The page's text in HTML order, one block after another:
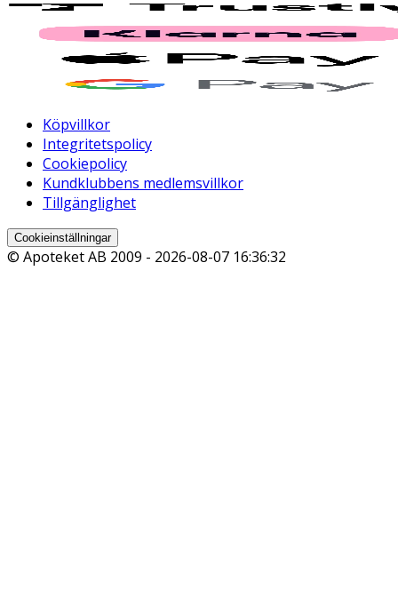
Köpvillkor
Integritetspolicy
Cookiepolicy
Kundklubbens medlemsvillkor
Tillgänglighet
Cookieinställningar
© Apoteket AB 2009 - 2026-08-07 16:36:32